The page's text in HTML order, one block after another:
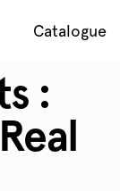
Catalogue
: